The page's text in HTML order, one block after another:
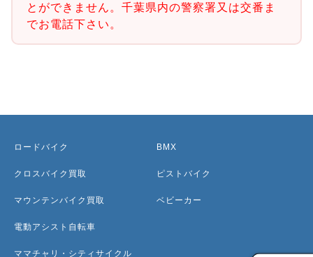
とができません。千葉県内の警察署又は交番ま
でお電話下さい。
ロードバイク
クロスバイク買取
マウンテンバイク買取
電動アシスト自転車
ママチャリ・シティサイクル
BMX
ピストバイク
ベビーカー